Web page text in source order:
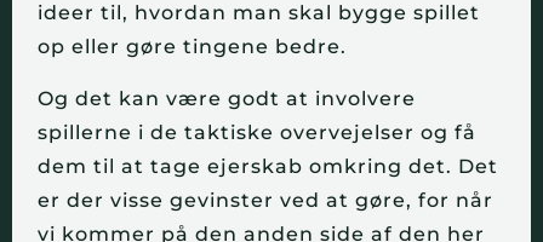
ideer til, hvordan man skal bygge spillet
op eller gøre tingene bedre.
Og det kan være godt at involvere
spillerne i de taktiske overvejelser og få
dem til at tage ejerskab omkring det. Det
er der visse gevinster ved at gøre, for når
vi kommer på den anden side af den her